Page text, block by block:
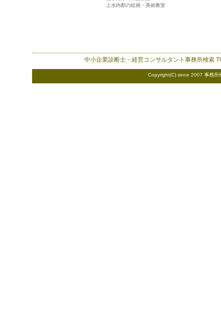
上水内郡の絵画・美術教室
中小企業診断士・経営コンサルタント事務所検索
Copyright(C) since 2007 事務所